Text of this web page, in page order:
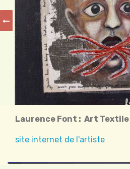
Laurence Font : Art Textile
site internet de l'artiste